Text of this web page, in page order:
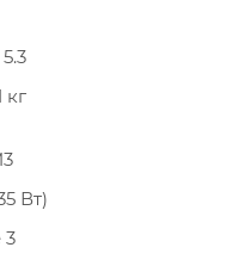
кг
Вт)
3